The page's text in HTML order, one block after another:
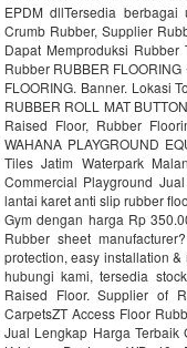
EPDM dllTersedia
Crumb Rubber, Supplier
Dapat Memproduksi
Rubber RUBBER
FLOORING. Banner. Lokasi
RUBBER ROLL MAT
Raised Floor, Rubber
WAHANA PLAYGROUND
Tiles Jatim Waterpark
Commercial Playground
lantai karet anti slip rubber
Gym dengan harga Rp
Rubber sheet
protection, easy installation
hubungi kami, tersedia
Raised Floor. Supplier of
CarpetsZT Access Floor
Jual Lengkap Harga Terbaik